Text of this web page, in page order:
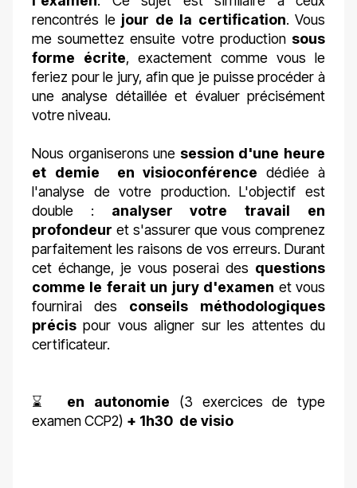
rencontrés le jour de la certification. Vous
me soumettez ensuite votre production sous
forme écrite, exactement comme vous le
feriez pour le jury, afin que je puisse procéder à
une analyse détaillée et évaluer précisément
votre niveau.
Nous organiserons une session d'une heure
et demie en visioconférence dédiée à
l'analyse de votre production. L'objectif est
double : analyser votre travail en
profondeur et s'assurer que vous comprenez
parfaitement les raisons de vos erreurs. Durant
cet échange, je vous poserai des questions
comme le ferait un jury d'examen et vous
fournirai des conseils méthodologiques
précis pour vous aligner sur les attentes du
certificateur.
⌛ en autonomie (3 exercices de type
examen CCP2) + 1h30 de visio